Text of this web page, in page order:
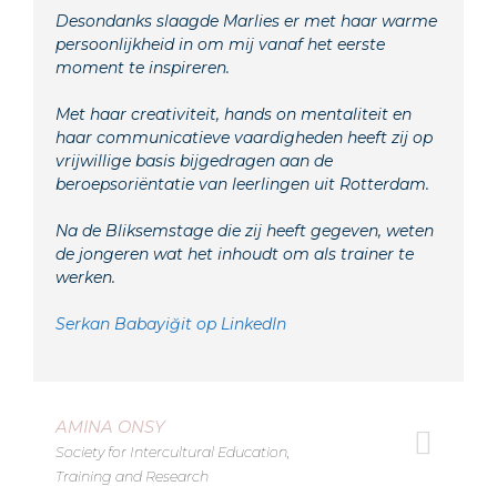
Desondanks slaagde Marlies er met haar warme
persoonlijkheid in om mij vanaf het eerste
moment te inspireren.
Met haar creativiteit, hands on mentaliteit en
haar communicatieve vaardigheden heeft zij op
vrijwillige basis bijgedragen aan de
beroepsoriëntatie van leerlingen uit Rotterdam.
Na de Bliksemstage die zij heeft gegeven, weten
de jongeren wat het inhoudt om als trainer te
werken.
Serkan Babayiğit op LinkedIn
AMINA ONSY
Society for Intercultural Education,
Training and Research